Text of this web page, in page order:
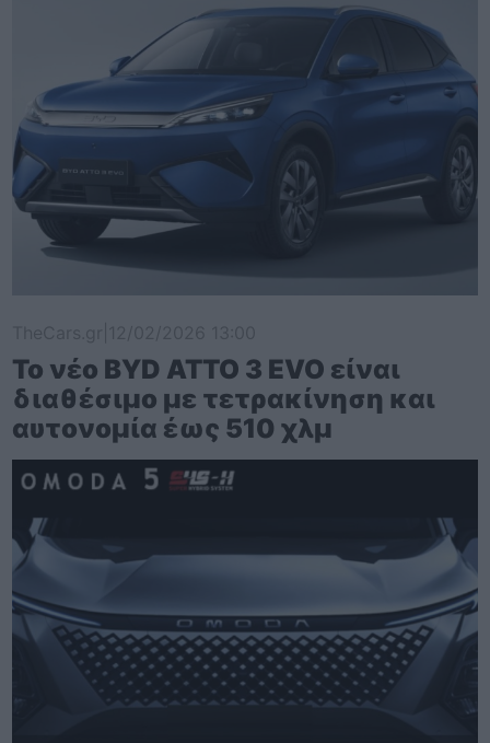
Το νέο BYD ATTO 3 EVO είναι
διαθέσιμο με τετρακίνηση και
αυτονομία έως 510 χλμ